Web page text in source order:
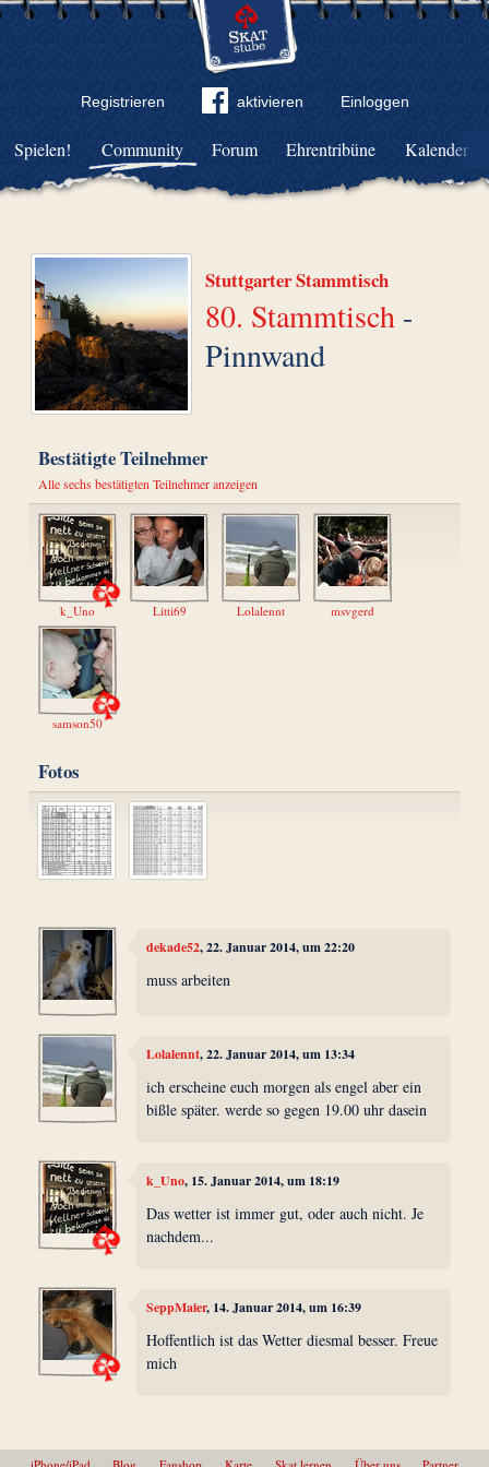
Registrieren aktivieren Einloggen
Community Forum Ehrentribüne Kalender
Spielen!
Stuttgarter Stammtisch
80. Stammtisch -
Pinnwand
Bestätigte Teilnehmer
Alle sechs bestätigten Teilnehmer anzeigen
k_Uno Litti69 Lolalennt msvgerd
samson50
Fotos
dekade52, 22. Januar 2014, um 22:20
muss arbeiten
Lolalennt, 22. Januar 2014, um 13:34
ich erscheine euch morgen als engel aber ein
bißle später. werde so gegen 19.00 uhr dasein
k_Uno, 15. Januar 2014, um 18:19
Das wetter ist immer gut, oder auch nicht. Je
nachdem...
SeppMaier, 14. Januar 2014, um 16:39
Hoffentlich ist das Wetter diesmal besser. Freue
mich